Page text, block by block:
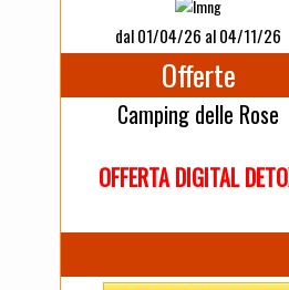
dal 01/04/26 al 04/11/26
Offerte
Camping delle Rose
OFFERTA DIGITAL